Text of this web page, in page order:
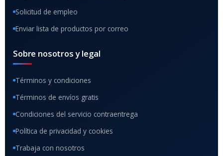
Solicitud de empleo
Enviar lista de productos por correo
Sobre nosotros y legal
Términos y condiciones
Términos de envíos gratis
Condiciones del servicio contraentrega
Política de privacidad y cookies
Trabaja con nosotros